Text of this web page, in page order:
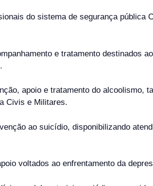
do sistema de segurança pública
e tratamento destinados
apoio e tratamento do alcoolismo,
Civis e Militares.
ao suicídio, disponibilizando
voltados ao enfrentamento da